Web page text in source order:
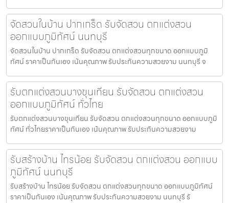
จัดสวนในบ้าน ปากเกร็ด รับจัดสวน ตกแต่งสวน
ออกแบบภูมิทัศน์ นนทบุรี
จัดสวนในบ้าน ปากเกร็ด รับจัดสวน ตกแต่งสวนทุกขนาด ออกแบบภูมิ
ทัศน์ ราคาเป็นกันเอง เน้นคุณภาพ รับประกันความสวยงาม นนทบุรี จ
รับตกแต่งสวนบางขุนเทียน รับจัดสวน ตกแต่งสวน
ออกแบบภูมิทัศน์ ทั่วไทย
รับตกแต่งสวนบางขุนเทียน รับจัดสวน ตกแต่งสวนทุกขนาด ออกแบบภูมิ
ทัศน์ ทั่วไทยราคาเป็นกันเอง เน้นคุณภาพ รับประกันความสวยงาม
รับสร้างบ้าน ไทรน้อย รับจัดสวน ตกแต่งสวน ออกแบบ
ภูมิทัศน์ นนทบุรี
รับสร้างบ้าน ไทรน้อย รับจัดสวน ตกแต่งสวนทุกขนาด ออกแบบภูมิทัศน์
ราคาเป็นกันเอง เน้นคุณภาพ รับประกันความสวยงาม นนทบุรี รั